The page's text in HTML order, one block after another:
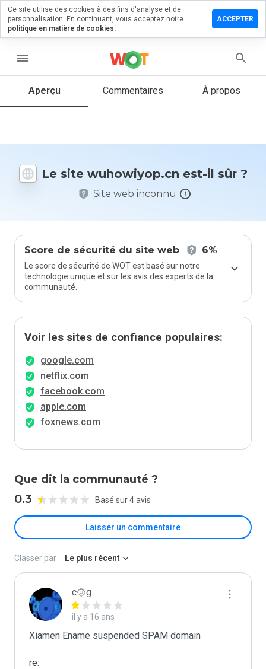
menu
Aperçu Commentaires À propos
Le site wuhowiyop.cn est-il sûr ?
Site web inconnu
Score de sécurité du site web 6%
Le score de sécurité de WOT est basé sur notre
technologie unique et sur les avis des experts de la
communauté.
Voir les sites de confiance populaires:
google.com
netflix.com
facebook.com
apple.com
foxnews.com
Que dit la communauté ?
0.3 Basé sur 4 avis
Laisser un commentaire
un
1 et 5
vous à ce
site ?
Classer par : Le plus récent
c۞g
il y a 16 ans
Xiamen Ename suspended SPAM domain
re:
Ce site utilise des cookies à des fins d'analyse et de
personnalisation. En continuant, vous acceptez notre
politique en matière de cookies.
ACCEPTER